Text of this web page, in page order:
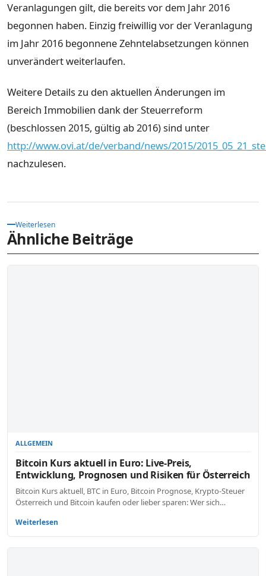
Veranlagungen gilt, die bereits vor dem Jahr 2016
begonnen haben. Einzig freiwillig vor der Veranlagung
im Jahr 2016 begonnene Zehntelabsetzungen können
unverändert weiterlaufen.
Weitere Details zu den aktuellen Änderungen im
Bereich Immobilien dank der Steuerreform
(beschlossen 2015, gültig ab 2016) sind unter
http://www.ovi.at/de/verband/news/2015/
nachzulesen.
Weiterlesen
Ähnliche Beiträge
ALLGEMEIN
Bitcoin Kurs aktuell in Euro: Live-Preis,
Entwicklung, Prognosen und Risiken für Österreich
Bitcoin Kurs aktuell, BTC in Euro, Bitcoin Prognose, Krypto-Steuer
Österreich und Bitcoin kaufen oder lieber sparen: Wer sich…
Weiterlesen